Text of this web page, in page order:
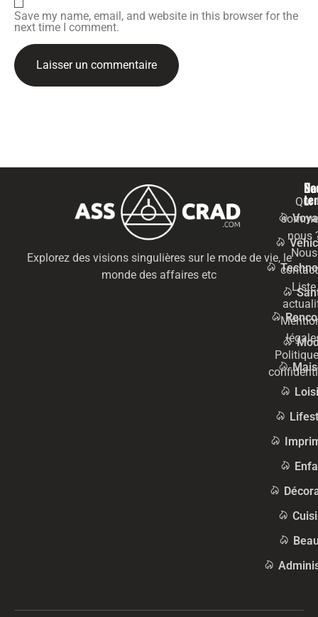
Save my name, email, and website in this browser for the
next time I comment.
Explorez des visions singulières sur le mode de vie, le
monde des affaires etc
Qui
nous
Nous
Liste